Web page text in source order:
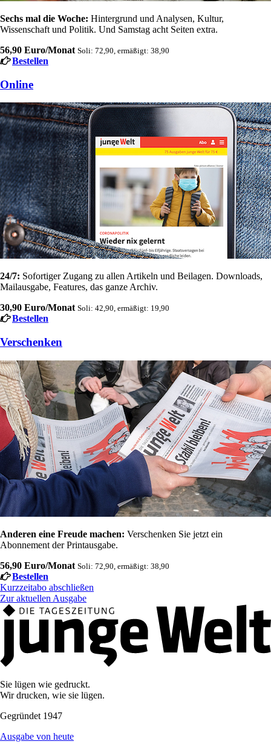
Sechs mal die Woche: Hintergrund und Analysen, Kultur,
Wissenschaft und Politik. Und Samstag acht Seiten extra.
56,90 Euro/Monat Soli: 72,90, ermäßigt: 38,90
Bestellen
Online
24/7: Sofortiger Zugang zu allen Artikeln und Beilagen. Downloads,
Mailausgabe, Features, das ganze Archiv.
30,90 Euro/Monat Soli: 42,90, ermäßigt: 19,90
Bestellen
Verschenken
Anderen eine Freude machen: Verschenken Sie jetzt ein
Abonnement der Printausgabe.
56,90 Euro/Monat Soli: 72,90, ermäßigt: 38,90
Bestellen
Kurzzeitabo abschließen
Zur aktuellen Ausgabe
Sie lügen wie gedruckt.
Wir drucken, wie sie lügen.
Gegründet 1947
Ausgabe von heute